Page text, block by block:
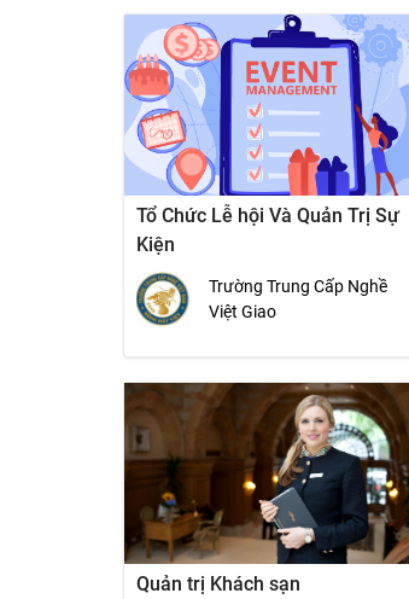
Tổ Chức Lễ hội Và Quản Trị Sự
Kiện
Trường Trung Cấp Nghề
Việt Giao
Quản trị Khách sạn